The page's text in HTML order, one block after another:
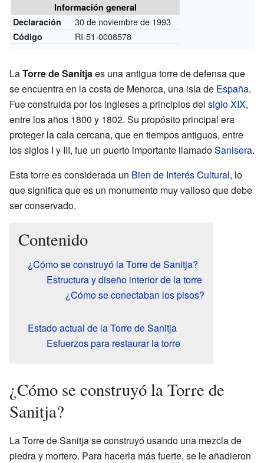
Información general
Declaración
30 de noviembre de 1993
Código RI-51-0008578
LaTorre de Sanitjaes una antigua torre de defensa que
se encuentra en la costa de Menorca, una isla de España.
Fue construida por los ingleses a principios del siglo XIX,
entre los años 1800 y 1802. Su propósito principal era
proteger la cala cercana, que en tiempos antiguos, entre
los siglos I y III, fue un puerto importante llamadoSanisera.
Esta torre es considerada un Bien de Interés Cultural, lo
que significa que es un monumento muy valioso que debe
ser conservado.
Contenido
¿Cómo se construyó la Torre de Sanitja?
Estructura y diseño interior de la torre
¿Cómo se conectaban los pisos?
Estado actual de la Torre de Sanitja
Esfuerzos para restaurar la torre
¿Cómo se construyó la Torre de
Sanitja?
La Torre de Sanitja se construyó usando una mezcla de
piedra y mortero. Para hacerla más fuerte, se le añadieron